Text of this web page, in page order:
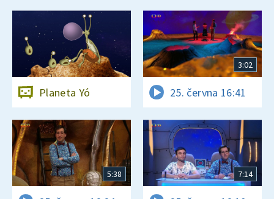
Planeta Yó
3:02
25. června 16:41
5:38 7:14